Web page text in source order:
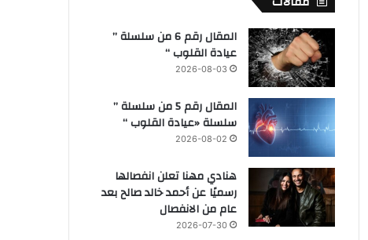
المقال رقم 6 من سلسلة ”
عيادة القلوب “
2026-08-03
المقال رقم 5 من سلسلة ”
سلسلة «عيادة القلوب “
2026-08-02
هنادي مهنا تعلن انفصالها
رسميًا عن أحمد خالد صالح بعد
عام من الانفصال
2026-07-30